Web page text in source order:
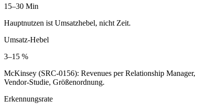
15–30 Min
Hauptnutzen ist Umsatzhebel, nicht Zeit.
Umsatz-Hebel
3–15 %
McKinsey (SRC-0156): Revenues per Relationship Manager,
Vendor-Studie, Größenordnung.
Erkennungsrate